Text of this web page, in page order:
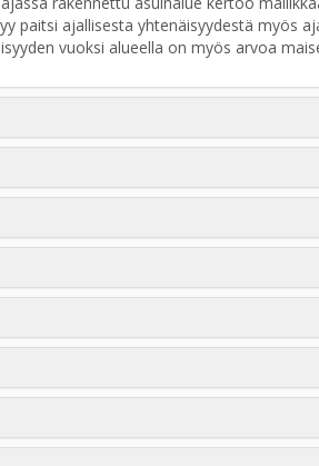
paitsi ajallisesta yhtenäisyydestä myös
vuoksi alueella on myös arvoa